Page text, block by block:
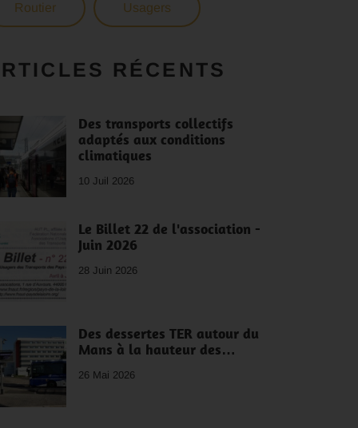
Routier Usagers
RÉCENTS
Des transports collectifs
adaptés aux conditions
climatiques
10 Juil 2026
Le Billet 22 de l'association -
Juin 2026
28 Juin 2026
Des dessertes TER autour du
Mans à la hauteur des…
26 Mai 2026